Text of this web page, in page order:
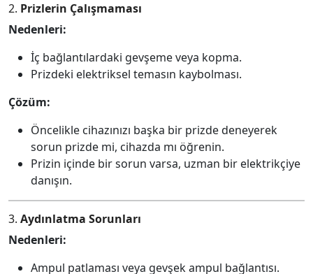
2. Prizlerin Çalışmaması
Nedenleri:
İç bağlantılardaki gevşeme veya kopma.
Prizdeki elektriksel temasın kaybolması.
Çözüm:
Öncelikle cihazınızı başka bir prizde deneyerek
sorun prizde mi, cihazda mı öğrenin.
Prizin içinde bir sorun varsa, uzman bir elektrikçiye
danışın.
3. Aydınlatma Sorunları
Nedenleri:
Ampul patlaması veya gevşek ampul bağlantısı.